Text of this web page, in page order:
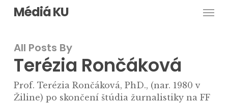
Skip
content
Médiá KU
All Posts By
Terézia Rončáková
Prof. Terézia Rončáková, PhD., (nar. 1980 v
Žiline) po skončení štúdia žurnalistiky na FF